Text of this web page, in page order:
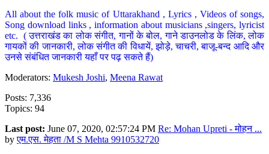
All about the folk music of Uttarakhand , Lyrics , Videos of songs,
Song download links , information about musicians ,singers, lyricist
etc. ( उत्तराखंड का लोक संगीत, गानों के बोल, गाने डाउनलोड के लिंक, लोक
गायकों की जानकारी, लोक संगीत की विधायें, झोड़े, चाचरी, बाजू-बन्द आदि और
उनसे संबंधित जानकारी यहाँ पर पढ़ सकते हैं)
Moderators: Mukesh Joshi, Meena Rawat
Posts: 7,336
Topics: 94
Last post: June 07, 2020, 02:57:24 PM Re: Mohan Upreti - मोहन ...
byएम.एस. मेहता /M S Mehta 9910532720